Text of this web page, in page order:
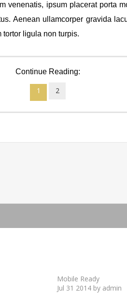
venenatis, ipsum placerat porta
Aenean ullamcorper gravida
ligula non turpis.
Continue Reading:
1 2
Mobile Ready
Jul 31 2014 by admin